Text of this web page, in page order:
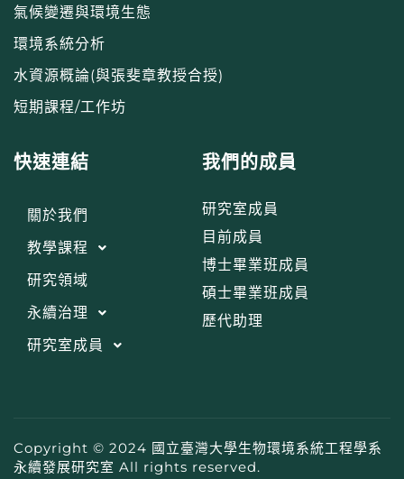
氣候變遷與環境生態
環境系統分析
水資源概論(與張斐章教授合授)
短期課程/工作坊
快速連結
關於我們
教學課程
研究領域
永續治理
研究室成員
我們的成員
研究室成員
目前成員
博士畢業班成員
碩士畢業班成員
歷代助理
Copyright © 2024 國立臺灣大學生物環境系統工程學系
永續發展研究室 All rights reserved.